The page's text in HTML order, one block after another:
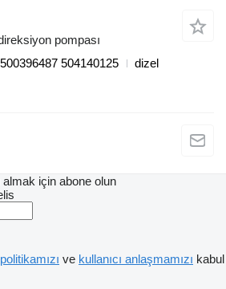
pompası
504140125
dizel
almak için abone olun
ve kullanıcı anlaşmamızı kabul